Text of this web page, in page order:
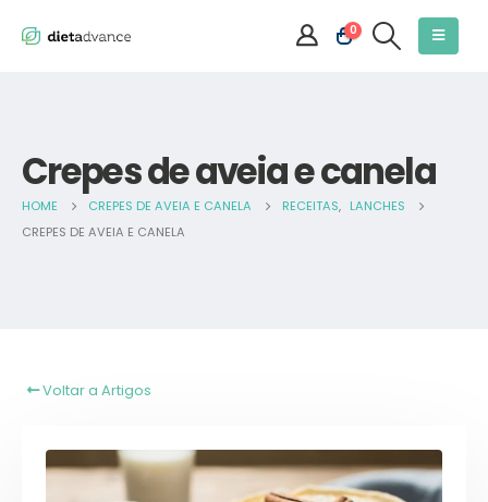
0
Crepes de aveia e canela
HOME CREPES DE AVEIA E CANELA RECEITAS, LANCHES
CREPES DE AVEIA E CANELA
Voltar a Artigos